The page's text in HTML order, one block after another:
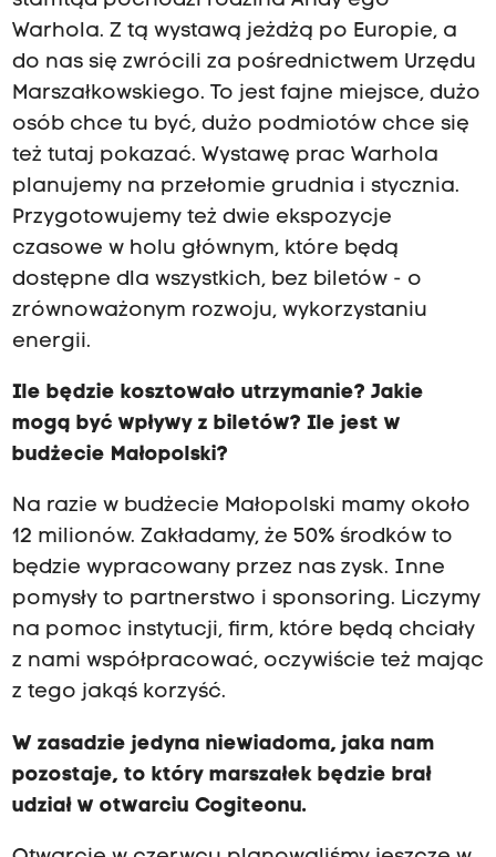
Warhola. Z tą wystawą jeżdżą po Europie, a
do nas się zwrócili za pośrednictwem Urzędu
Marszałkowskiego. To jest fajne miejsce, dużo
osób chce tu być, dużo podmiotów chce się
też tutaj pokazać. Wystawę prac Warhola
planujemy na przełomie grudnia i stycznia.
Przygotowujemy też dwie ekspozycje
czasowe w holu głównym, które będą
dostępne dla wszystkich, bez biletów - o
zrównoważonym rozwoju, wykorzystaniu
energii.
Ile będzie kosztowało utrzymanie? Jakie
mogą być wpływy z biletów? Ile jest w
budżecie Małopolski?
Na razie w budżecie Małopolski mamy około
12 milionów. Zakładamy, że 50% środków to
będzie wypracowany przez nas zysk. Inne
pomysły to partnerstwo i sponsoring. Liczymy
na pomoc instytucji, firm, które będą chciały
z nami współpracować, oczywiście też mając
z tego jakąś korzyść.
W zasadzie jedyna niewiadoma, jaka nam
pozostaje, to który marszałek będzie brał
udział w otwarciu Cogiteonu.